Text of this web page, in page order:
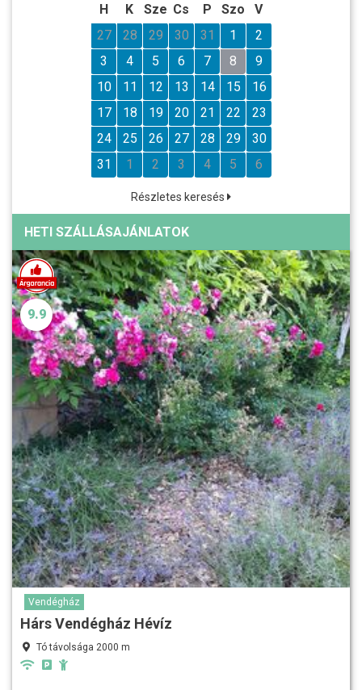
H
K Sze Cs P Szo
V
27
28 29 30 31 1
2
3
4 5 6 7 8
9
10
11 12 13 14 15
16
17
18 19 20 21 22
23
24
25 26 27 28 29
30
31
1 2 3 4 5 6
Részletes keresés
HETI SZÁLLÁSAJÁNLATOK
9.9
Vendégház
Hárs Vendégház Hévíz
Tó távolsága 2000 m